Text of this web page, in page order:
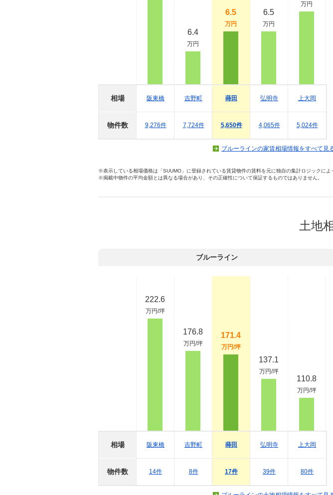
相場
物件数
阪東橋
9,276件
6.4
万円
吉野町
7,724件
6.5
万円
蒔田
5,650件
6.5
万円
弘明寺
4,065件
万円
上大岡
5,024件
ブルーラインの家賃相場情報をすべて見
※表示している相場価格は「SUUMO」に登録されている賃貸物件の賃料を元に独自の集計ロジックによ
※掲載中物件の平均金額とは異なる場合があり、その正確性について保証するものではありません。
土地
ブルーライン
相場
物件数
222.6
万円/坪
阪東橋
14件
176.8
万円/坪
吉野町
8件
171.4
万円/坪
蒔田
17件
137.1
万円/坪
弘明寺
39件
110.8
万円/坪
上大岡
80件